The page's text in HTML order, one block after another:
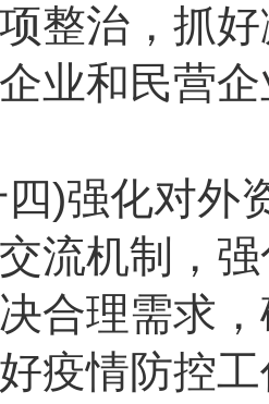
整治，抓
业和民营
化对外资
流机制，
合理需求
疫情防控